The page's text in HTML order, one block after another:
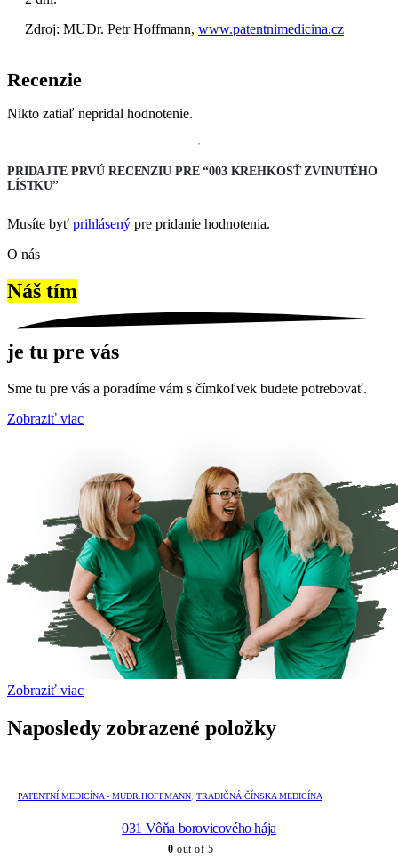
Zdroj: MUDr. Petr Hoffmann, www.patentnimedicina.cz
Recenzie
Nikto zatiaľ nepridal hodnotenie.
PRIDAJTE PRVÚ RECENZIU PRE “003 KREHKOSŤ ZVINUTÉHO
LÍSTKU”
Musíte byť prihlásený pre pridanie hodnotenia.
O nás
Náš tím
je tu pre vás
Sme tu pre vás a poradíme vám s čímkoľvek budete potrebovať.
Zobraziť viac
Zobraziť viac
Naposledy zobrazené položky
PATENTNÍ MEDICÍNA - MUDR.HOFFMANN, TRADIČNÁ ČÍNSKA MEDICÍNA
031 Vôňa borovicového hája
0 out of 5